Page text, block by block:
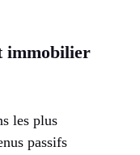
immobilier
les plus
passifs